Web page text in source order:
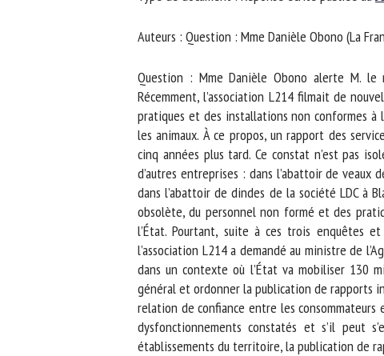
Auteurs : Question : Mme Danièle Obono (La
Question : Mme Danièle Obono alerte M. le
Récemment, l’association L214 filmait de
pratiques et des installations non conformes à
les animaux. À ce propos, un rapport des
cinq années plus tard. Ce constat n’est pas
d’autres entreprises : dans l’abattoir de veaux
dans l’abattoir de dindes de la société LDC à
obsolète, du personnel non formé et des
l’État. Pourtant, suite à ces trois enquêtes
l’association L214 a demandé au ministre de
dans un contexte où l’État va mobiliser 130
général et ordonner la publication de rapports
relation de confiance entre les consommateurs
dysfonctionnements constatés et s’il peut
établissements du territoire, la publication de
*
En
Les